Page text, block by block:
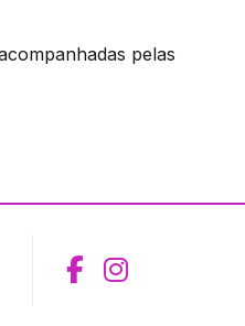
pelas
Aceder ao
Aceder